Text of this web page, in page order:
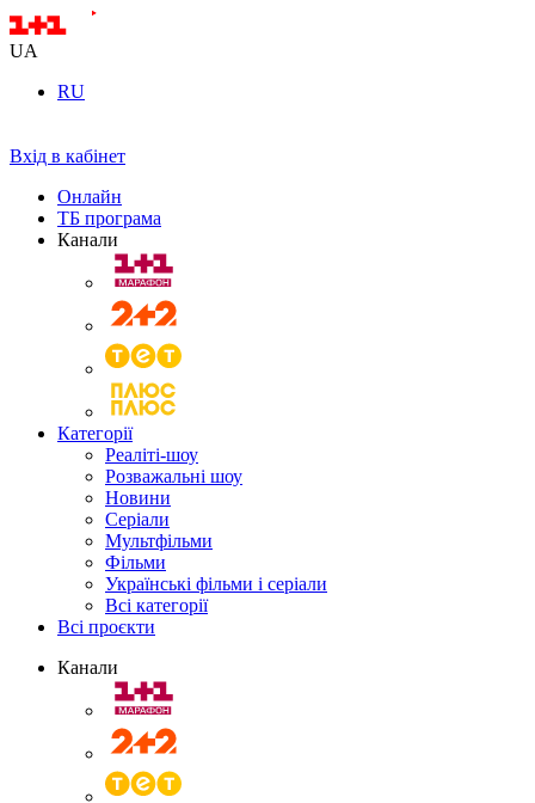
UA
RU
Вхід в кабінет
Онлайн
ТБ програма
Канали
Категорії
Реаліті-шоу
Розважальні шоу
Новини
Серіали
Мультфільми
Фільми
Українські фільми і серіали
Всі категорії
Всі проєкти
Канали